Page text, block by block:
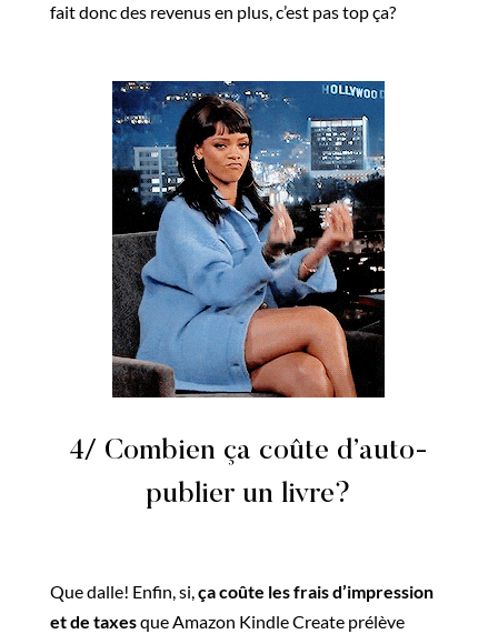
fait donc des revenus en plus, c’est pas top ça?
4/ Combien ça coûte d’auto-
publier un livre?
Que dalle! Enfin, si,ça coûte les frais d’impression
et de taxesque Amazon Kindle Create prélève